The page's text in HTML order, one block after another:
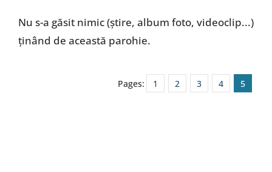
Nu s-a găsit nimic (ştire, album foto, videoclip...)
ţinând de această parohie.
Pages: 1 2 3 4 5